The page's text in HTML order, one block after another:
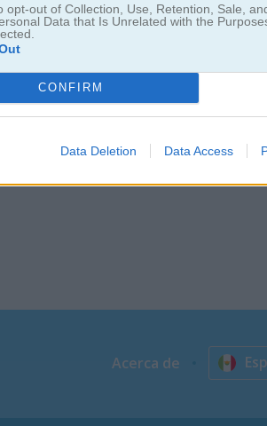
opt-out of Collection, Use, Retention, Sale,
Data that Is Unrelated with the
CONFIRM
Data Deletion Data Access
Acerca de